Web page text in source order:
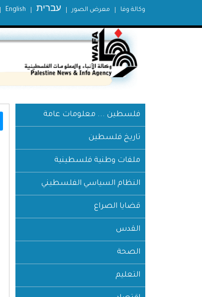
English עברית معرض الصور وكالة وفا
فلسطين ... معلومات عامة
تاريخ فلسطين
ملفات وطنية فلسطينية
النظام السياسي الفلسطيني
قضايا الصراع
القدس
الصحة
التعليم